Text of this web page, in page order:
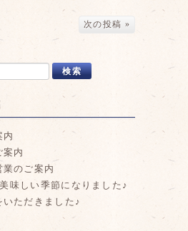
次の投稿 »
内
案内
のご案内
味しい季節になりました♪
いただきました♪